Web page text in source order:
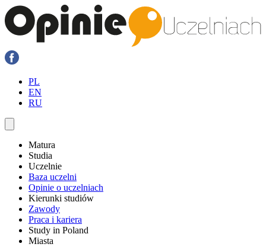
PL
EN
RU
Matura
Studia
Uczelnie
Baza uczelni
Opinie o uczelniach
Kierunki studiów
Zawody
Praca i kariera
Study in Poland
Miasta